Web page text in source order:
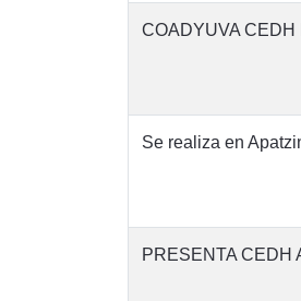
COADYUVA CEDH
Se realiza en
PRESENTA CEDH